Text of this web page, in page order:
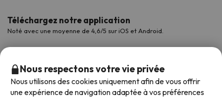
Téléchargez notre application
Noté avec une moyenne de 4,6/5 sur iOS et Android.
Nous respectons votre vie privée
Nous utilisons des cookies uniquement afin de vous offrir
une expérience de navigation adaptée à vos préférences